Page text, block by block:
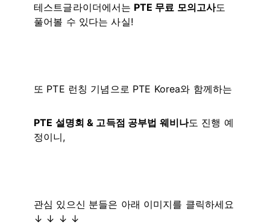
테스트글라이더에서는 PTE 무료 모의고사도
풀어볼 수 있다는 사실!
또 PTE 런칭 기념으로 PTE Korea와 함께하는
PTE 설명회 & 고득점 공부법 웨비나도 진행 예
정이니,
관심 있으신 분들은 아래 이미지를 클릭하세요
↓ ↓ ↓ ↓